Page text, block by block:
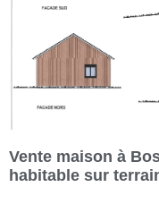
Vente maison à
habitable sur